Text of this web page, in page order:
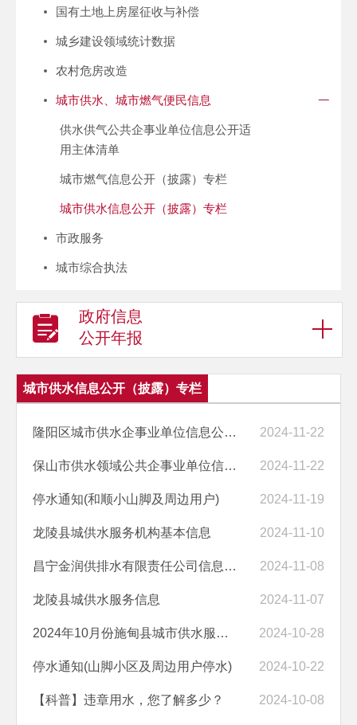
国有土地上房屋征收与补偿
城乡建设领域统计数据
农村危房改造
城市供水、城市燃气便民信息
供水供气公共企事业单位信息公开适
用主体清单
城市燃气信息公开（披露）专栏
城市供水信息公开（披露）专栏
市政服务
城市综合执法
政府信息
公开年报
城市供水信息公开（披露）专栏
隆阳区城市供水企事业单位信息公开目录 2024-11-22
保山市供水领域公共企事业单位信息公开适用主体清单 2024-11-22
停水通知(和顺小山脚及周边用户) 2024-11-19
龙陵县城供水服务机构基本信息 2024-11-10
​昌宁金润供排水有限责任公司信息公开指南 2024-11-08
龙陵县城供水服务信息 2024-11-07
2024年10月份施甸县城市供水服务中心水质检验报告 2024-10-28
停水通知(山脚小区及周边用户停水) 2024-10-22
【科普】违章用水，您了解多少？ 2024-10-08